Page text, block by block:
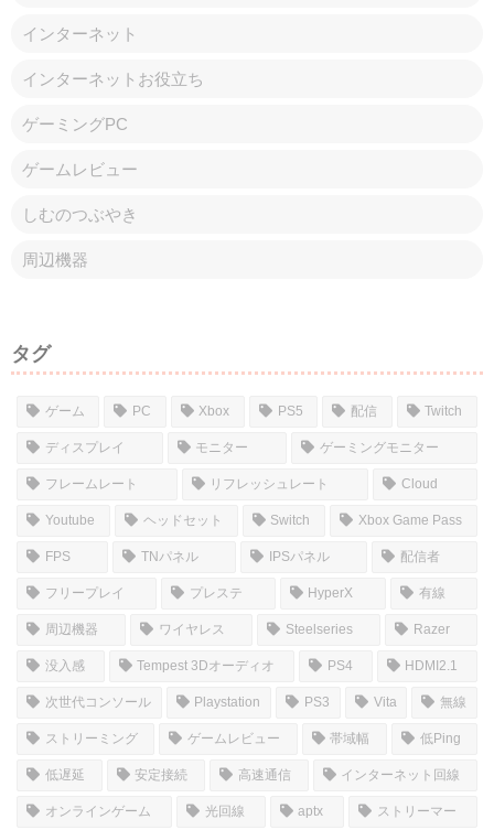
インターネット
インターネットお役立ち
ゲーミングPC
ゲームレビュー
しむのつぶやき
周辺機器
タグ
ゲーム PC Xbox PS5 配信 Twitch
ディスプレイ モニター ゲーミングモニター
フレームレート リフレッシュレート Cloud
Youtube ヘッドセット Switch Xbox Game Pass
FPS TNパネル IPSパネル 配信者
フリープレイ プレステ HyperX 有線
周辺機器 ワイヤレス Steelseries Razer
没入感 Tempest 3Dオーディオ PS4 HDMI2.1
次世代コンソール Playstation PS3 Vita 無線
ストリーミング ゲームレビュー 帯域幅 低Ping
低遅延 安定接続 高速通信 インターネット回線
オンラインゲーム 光回線 aptx ストリーマー